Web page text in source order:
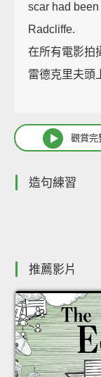
scar had
Radcliffe.
在所有電影拍
雷德克里夫頭
觀賞完
造句練習
推薦影片